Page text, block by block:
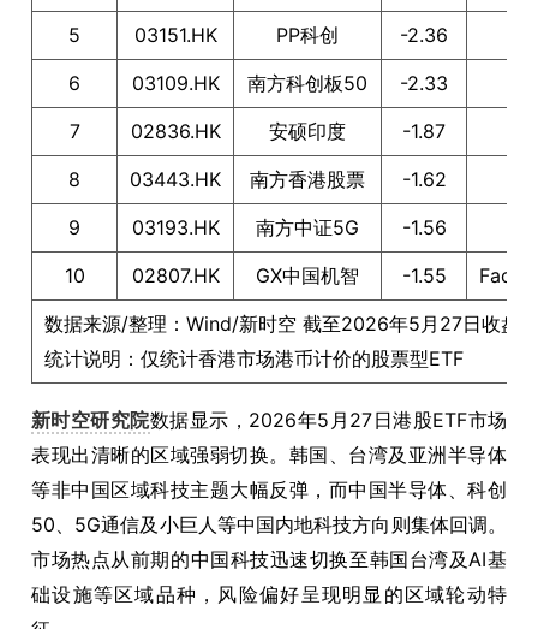
5
03151.HK PP科创
-2.36
6
03109.HK 南方科创板50
-2.33
7
02836.HK 安硕印度
-1.87
8
03443.HK 南方香港股票
-1.62
9
03193.HK 南方中证5G
-1.56
10
02807.HK GX中国机智 -1.55
数据来源/整理：Wind/新时空 截至2026年5月27日收盘
统计说明：仅统计香港市场港币计价的股票型ETF
新时空研究院数据显示，2026年5月27日港股ETF市场
表现出清晰的区域强弱切换。韩国、台湾及亚洲半导体
等非中国区域科技主题大幅反弹，而中国半导体、科创
50、5G通信及小巨人等中国内地科技方向则集体回调。
市场热点从前期的中国科技迅速切换至韩国台湾及AI基
础设施等区域品种，风险偏好呈现明显的区域轮动特